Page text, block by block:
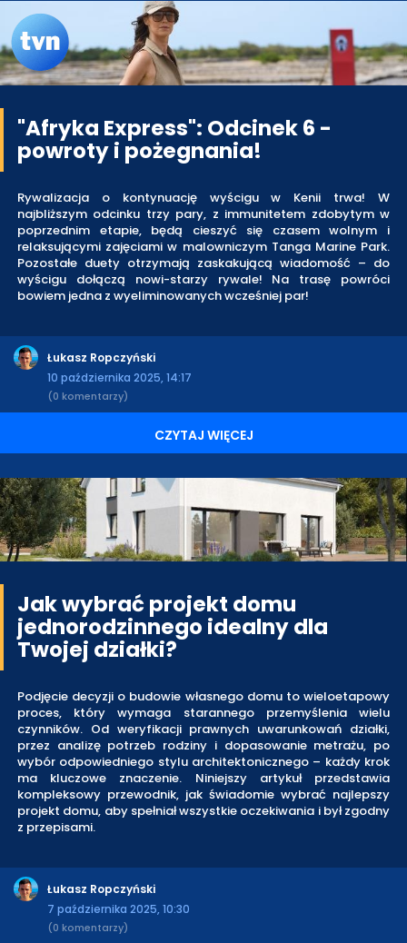
"Afryka Express": Odcinek 6 -
powroty i pożegnania!
Rywalizacja o kontynuację wyścigu w Kenii trwa! W
najbliższym odcinku trzy pary, z immunitetem zdobytym w
poprzednim etapie, będą cieszyć się czasem wolnym i
relaksującymi zajęciami w malowniczym Tanga Marine Park.
Pozostałe duety otrzymają zaskakującą wiadomość – do
wyścigu dołączą nowi-starzy rywale! Na trasę powróci
bowiem jedna z wyeliminowanych wcześniej par!
Łukasz Ropczyński
10 października 2025, 14:17
(0 komentarzy)
CZYTAJ WIĘCEJ
Jak wybrać projekt domu
jednorodzinnego idealny dla
Twojej działki?
Podjęcie decyzji o budowie własnego domu to wieloetapowy
proces, który wymaga starannego przemyślenia wielu
czynników. Od weryfikacji prawnych uwarunkowań działki,
przez analizę potrzeb rodziny i dopasowanie metrażu, po
wybór odpowiedniego stylu architektonicznego – każdy krok
ma kluczowe znaczenie. Niniejszy artykuł przedstawia
kompleksowy przewodnik, jak świadomie wybrać najlepszy
projekt domu, aby spełniał wszystkie oczekiwania i był zgodny
z przepisami.
Łukasz Ropczyński
7 października 2025, 10:30
(0 komentarzy)